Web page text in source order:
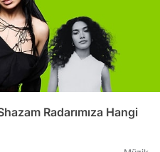
Radarımıza Hangi